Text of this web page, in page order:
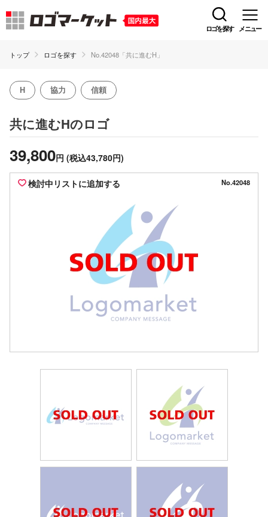
ロゴを探す メニュー
トップ ロゴを探す No.42048「共に進むH」
H 協力 信頼
共に進むHのロゴ
39,800円 (税込43,780円)
検討中リストに追加する No.42048